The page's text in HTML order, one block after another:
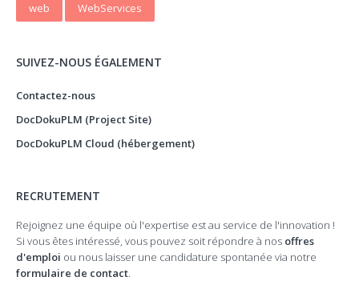
web
WebServices
SUIVEZ-NOUS ÉGALEMENT
Contactez-nous
DocDokuPLM (Project Site)
DocDokuPLM Cloud (hébergement)
RECRUTEMENT
Rejoignez une équipe où l'expertise est au service de l'innovation !
Si vous êtes intéressé, vous pouvez soit répondre à nos offres
d'emploi ou nous laisser une candidature spontanée via notre
formulaire de contact.